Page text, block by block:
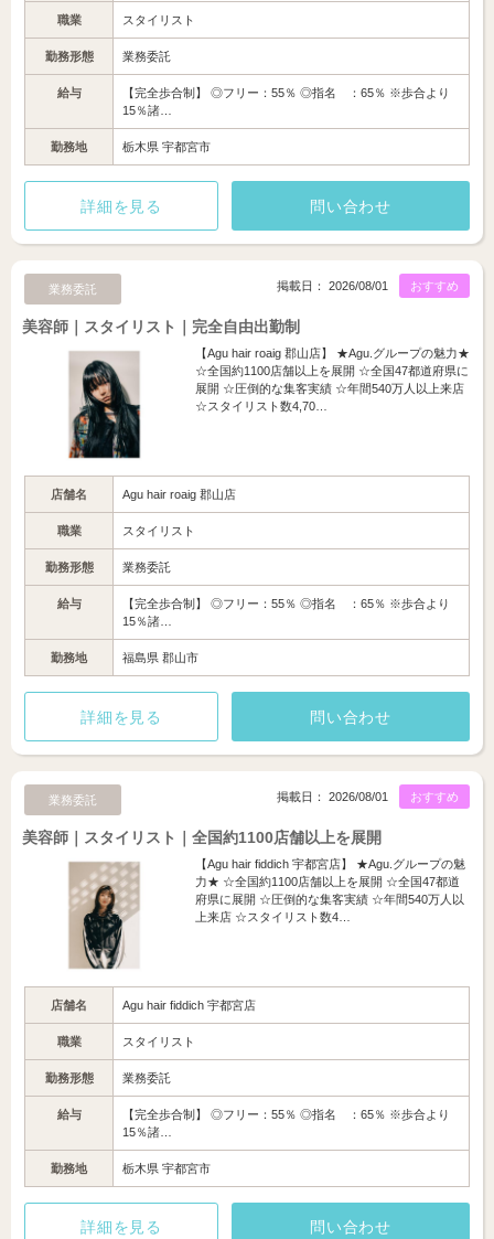
職業 スタイリスト
勤務形態 業務委託
給与
【完全歩合制】 ◎フリー：55％ ◎指名 ：65％ ※歩合より
15％諸…
勤務地 栃木県 宇都宮市
詳細を見る 問い合わせ
業務委託 おすすめ
掲載日： 2026/08/01
美容師｜スタイリスト｜完全自由出勤制
【Agu hair roaig 郡山店】 ★Agu.グループの魅力★
☆全国約1100店舗以上を展開 ☆全国47都道府県に
展開 ☆圧倒的な集客実績 ☆年間540万人以上来店
☆スタイリスト数4,70…
店舗名 Agu hair roaig 郡山店
職業 スタイリスト
勤務形態 業務委託
給与
【完全歩合制】 ◎フリー：55％ ◎指名 ：65％ ※歩合より
15％諸…
勤務地 福島県 郡山市
詳細を見る 問い合わせ
業務委託 おすすめ
掲載日： 2026/08/01
美容師｜スタイリスト｜全国約1100店舗以上を展開
【Agu hair fiddich 宇都宮店】 ★Agu.グループの魅
力★ ☆全国約1100店舗以上を展開 ☆全国47都道
府県に展開 ☆圧倒的な集客実績 ☆年間540万人以
上来店 ☆スタイリスト数4…
店舗名 Agu hair fiddich 宇都宮店
職業 スタイリスト
勤務形態 業務委託
給与
【完全歩合制】 ◎フリー：55％ ◎指名 ：65％ ※歩合より
15％諸…
勤務地 栃木県 宇都宮市
詳細を見る 問い合わせ